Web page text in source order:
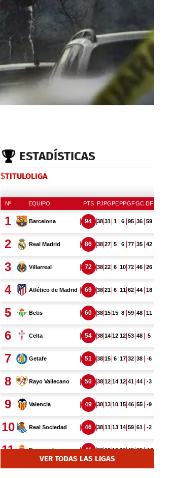
ESTADÍSTICAS
$TITULOLIGA
VER TODAS LAS LIGAS